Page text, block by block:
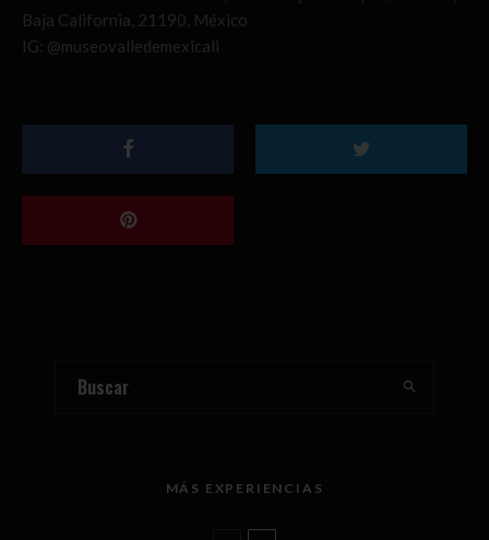
Baja California, 21190, México
IG: @museovalledemexicali
MÁS EXPERIENCIAS